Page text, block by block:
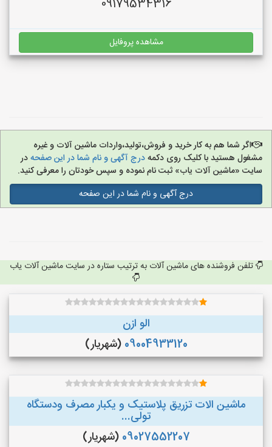
09179534316
مشاهده پروفایل
اگر شما هم به کار خرید و فروش،تولید،واردات ماشین آلات و غیره
مشغول هستید با کلیک روی دکمهدرج آگهی و نام شما در این صفحهدر
سایت «ماشین آلات یاب» ثبت نام نموده و سپس خودتان را معرفی کنید.
درج آگهی و نام شما در این صفحه
تلفن فروشنده های ماشین آلات به ترتیب ستاره در سایت ماشین آلات یاب
الو ازن
09004933120 (شهریار)
ماشین الات تزریق پلاستیک و یکبار مصرف ودستگاه
تولی...
09027552207 (شهریار)